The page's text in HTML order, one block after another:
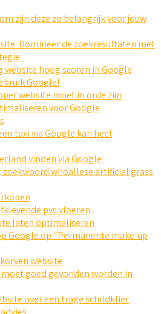
zijn deze zo belangrijk voor jouw
Domineer de zoekresultaten met
website hoog scoren in Google
Google!
website moet in orde zijn
voor Google
taxi via Google kan heel
vinden via Google
zoekwoord whoallese artificial grass
pvc vloeren
laten optimaliseren
Google op “Permanente make-up
website
goed gevonden worden in
over een trage schildklier